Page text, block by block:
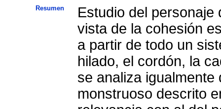
Resumen
Estudio del personaje
vista de la cohesión
a partir de todo un
hilado, el cordón, la
se analiza
monstruoso descrito